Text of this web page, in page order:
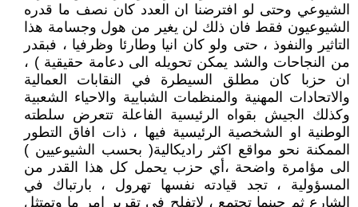
الشيوعي وحتى لو افترضنا ان العدد كان نصف ما قدره
الشيوعيون فقط فان ذلك لن يغير من هول وجسامة هذا
التاثير والنفوذ ، حتى ولو كان انيا وطارئا وظرفيا ، فبقدر
من النجاحات والشد يمكن تحويله الى دعامة حقيقية ) ،
ان حزبا كان مطلق السيطرة في النقابات العمالية
والاتحادات المهنية والمنظمات الشبايية والاحياء الشعبية
وكذلك الجيش بقواه الرئيسية الفاعلة تتعرض سلطته
الوطنية او الشخصية الرئيسية فيها ، ذات افاق التطور
الممكنة نحو مواقع اكثر راديكالية( بحسب الشيوعيين )
الى مؤامرة واضحة ،أي حزب يحمل كل هذا القدر من
المسؤولية ، تجد قيادته نفسها تهرول ، بارتباك في
الشارع ثم حينما تجتمع ، لاتفلح في تقرير امر ما وتمتثل